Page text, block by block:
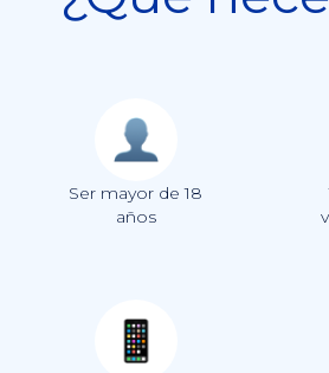
Ser mayor de 18
años